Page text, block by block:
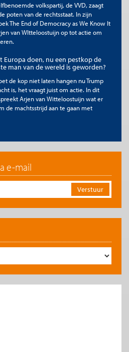
volkspartij, de VVD, zaagt
poten van de rechtsstaat. In zijn
The End of Democracy as We Know It
van WItteloostuijn op tot actie om
Europa doen, nu een pestkop de
man van de wereld is geworden?
de kop niet laten hangen nu Trump
is, het vraagt juist om actie. In dit
Arjen van Witteloostuijn wat er
de machtsstrijd aan te gaan met
e-mail